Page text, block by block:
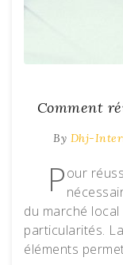
Comment
By Dhj-
Pour
du marché
particularités.
éléments